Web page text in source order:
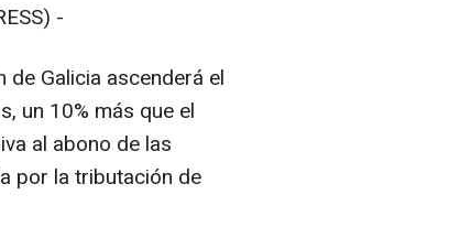
-
Galicia ascenderá el
un 10% más que el
al abono de las
por la tributación de